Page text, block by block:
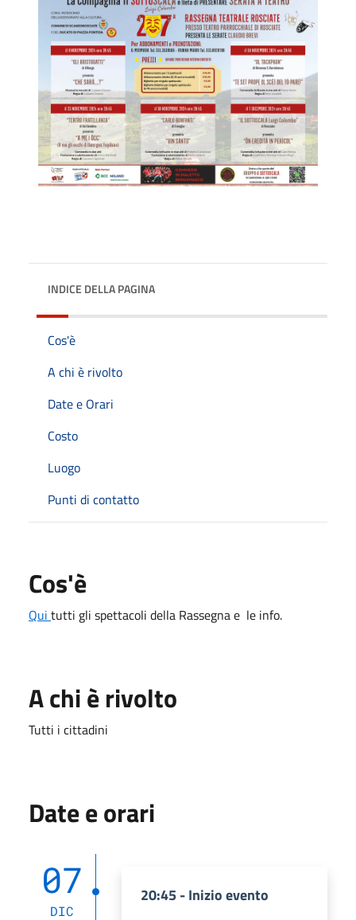
INDICE DELLA PAGINA
Cos'è
A chi è rivolto
Date e Orari
Costo
Luogo
Punti di contatto
Cos'è
Qui tutti gli spettacoli della Rassegna e le info.
A chi è rivolto
Tutti i cittadini
Date e orari
07
DIC
20:45 - Inizio evento